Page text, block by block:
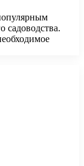
садоводства.